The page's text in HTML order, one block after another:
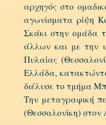
αρχηγός στο
αγωνίσματα ρίψη
Σκάκι στην ομάδα
άλλων και με την
Πυλαίας
Ελλάδα,
διέλυσε το τμήμα
Την μεταγραφική
(Θεσσαλονίκη) στον